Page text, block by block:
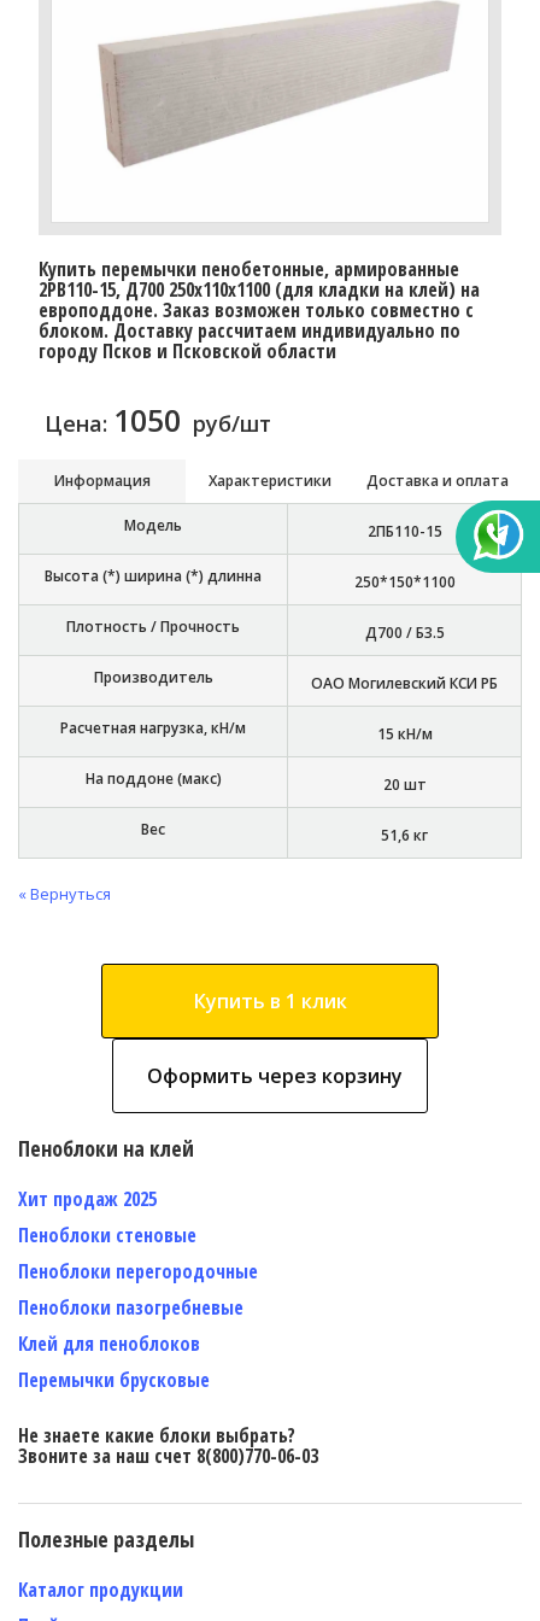
Купить перемычки пенобетонные, армированные
2PB110-15, Д700 250х110х1100 (для кладки на клей) на
европоддоне. Заказ возможен только совместно с
блоком. Доставку расcчитаем индивидуально по
городу Псков и Псковской области
Цена: 1050 руб/шт
Информация Характеристики Доставка и оплата
Модель 2ПБ110-15
Высота (*) ширина (*) длинна 250*150*1100
Плотность / Прочность Д700 / Б3.5
Производитель ОАО Могилевский КСИ РБ
Расчетная нагрузка, кН/м 15 кН/м
На поддоне (макс) 20 шт
Вес 51,6 кг
« Вернуться
Купить в 1 клик
Оформить через корзину
Пеноблоки на клей
Хит продаж 2025
Пеноблоки стеновые
Пеноблоки перегородочные
Пеноблоки пазогребневые
Клей для пеноблоков
Перемычки брусковые
Не знаете какие блоки выбрать?
Звоните за наш счет 8(800)770-06-03
Полезные разделы
Каталог продукции